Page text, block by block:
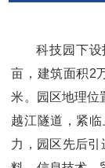
科技园下
亩，建筑面积2
米。园区地理位
越江隧道，紧
力，园区先后